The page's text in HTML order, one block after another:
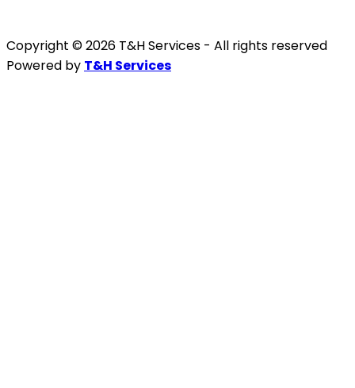
Copyright © 2026 T&H Services - All rights reserved
Powered by T&H Services